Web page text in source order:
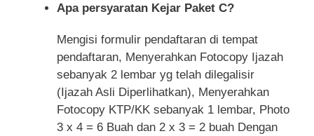
Apa persyaratan Kejar Paket C?
Mengisi formulir pendaftaran di tempat
pendaftaran, Menyerahkan Fotocopy Ijazah
sebanyak 2 lembar yg telah dilegalisir
(Ijazah Asli Diperlihatkan), Menyerahkan
Fotocopy KTP/KK sebanyak 1 lembar, Photo
3 x 4 = 6 Buah dan 2 x 3 = 2 buah Dengan